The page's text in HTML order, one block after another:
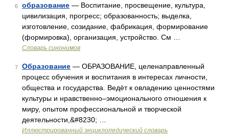
6 образование — Воспитание, просвещение, культура,
цивилизация, прогресс; образованность; выделка,
изготовление, созидание, фабрикация, формирование
(формировка), организация, устройство. См …
Словарь синонимов
7 Образование — ОБРАЗОВАНИЕ, целенаправленный
процесс обучения и воспитания в интересах личности,
общества и государства. Ведёт к овладению ценностями
культуры и нравственно–эмоционального отношения к
миру, опытом профессиональной и творческой
деятельности,&#8230; …
Иллюстрированный энциклопедический словарь